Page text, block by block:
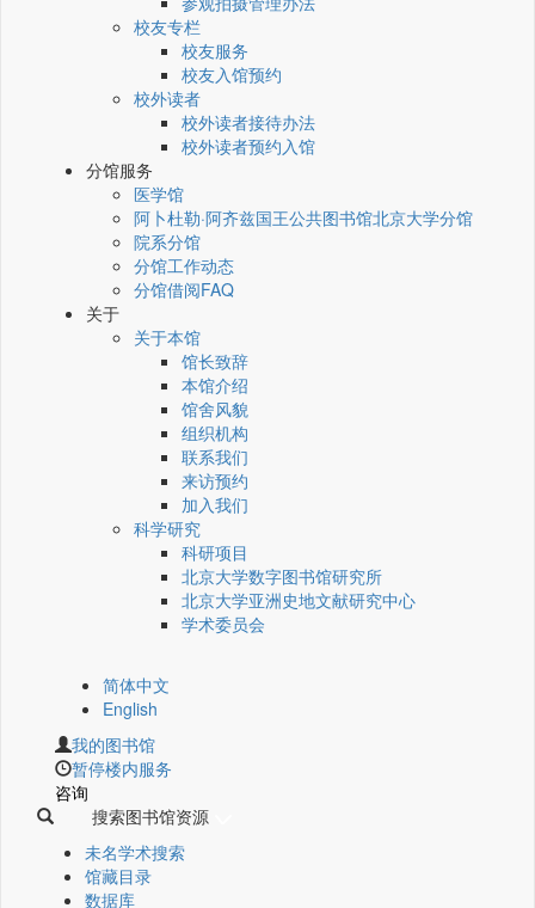
校友专栏
校友服务
校友入馆预约
校外读者
校外读者接待办法
校外读者预约入馆
分馆服务
医学馆
阿卜杜勒·阿齐兹国王公共图书馆北京大学分馆
院系分馆
分馆工作动态
分馆借阅FAQ
关于
关于本馆
馆长致辞
本馆介绍
馆舍风貌
组织机构
联系我们
来访预约
加入我们
科学研究
科研项目
北京大学数字图书馆研究所
北京大学亚洲史地文献研究中心
学术委员会
简体中文
English
我的图书馆
暂停楼内服务
咨询
搜索图书馆资源
未名学术搜索
馆藏目录
数据库